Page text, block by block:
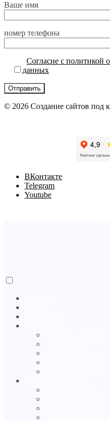
Ваше имя
номер телефона
Согласие с политикой
данных
© 2026 Cоздание сайтов под
BКонтакте
Telegram
Youtube